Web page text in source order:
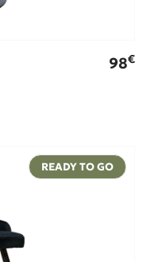
98€
READY TO GO